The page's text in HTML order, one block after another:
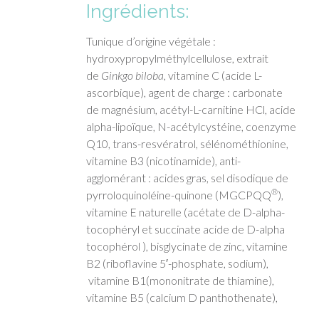
Ingrédients:
Tunique d’origine végétale :
hydroxypropylméthylcellulose, extrait
de Ginkgo biloba, vitamine C (acide L-
ascorbique), agent de charge : carbonate
de magnésium, acétyl-L-carnitine HCl, acide
alpha-lipoïque, N-acétylcystéine, coenzyme
Q10, trans-resvératrol, sélénométhionine,
vitamine B3 (nicotinamide), anti-
agglomérant : acides gras, sel disodique de
pyrroloquinoléine-quinone (MGCPQQ®),
vitamine E naturelle (acétate de D-alpha-
tocophéryl et succinate acide de D-alpha
tocophérol ), bisglycinate de zinc, vitamine
B2 (riboflavine 5′-phosphate, sodium),
vitamine B1(mononitrate de thiamine),
vitamine B5 (calcium D panthothenate),